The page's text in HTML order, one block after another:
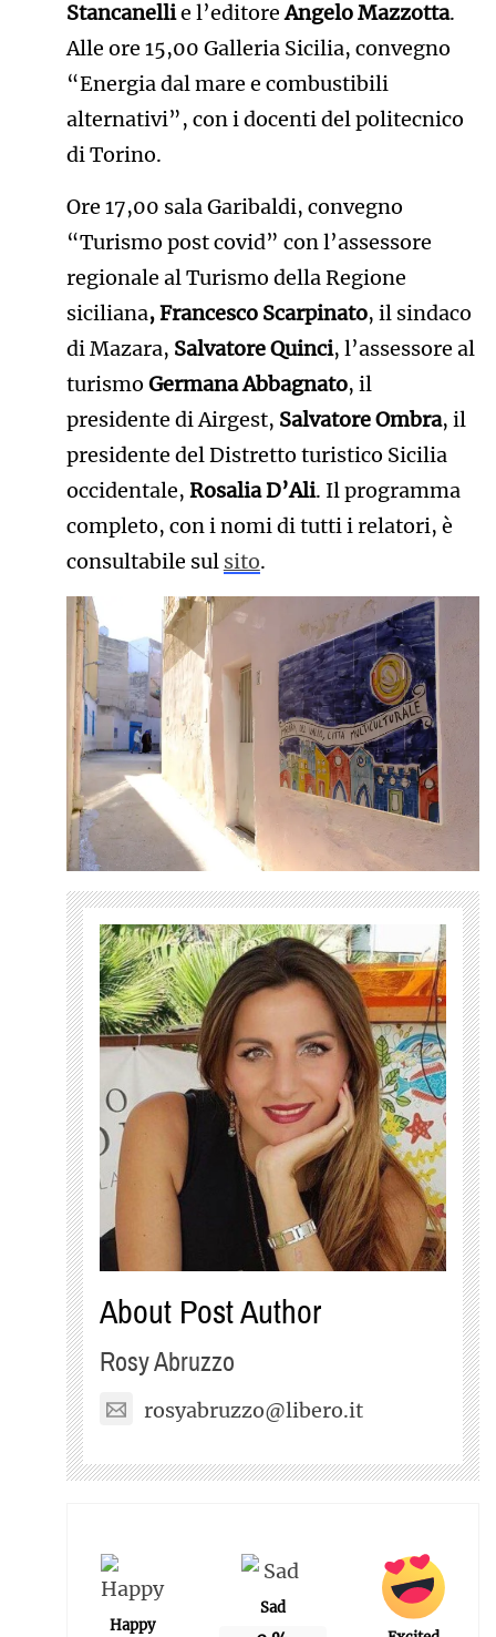
Stancanellie l’editoreAngelo Mazzotta.
Alle ore 15,00 Galleria Sicilia, convegno
“Energia dal mare e combustibili
alternativi”, con i docenti del politecnico
di Torino.
Ore 17,00 sala Garibaldi, convegno
“Turismo post covid” con l’assessore
regionale al Turismo della Regione
siciliana, Francesco Scarpinato, il sindaco
di Mazara, Salvatore Quinci, l’assessore al
turismo Germana Abbagnato, il
presidente di Airgest, Salvatore Ombra, il
presidente del Distretto turistico Sicilia
occidentale, Rosalia D’Ali. Il programma
completo, con i nomi di tutti i relatori, è
consultabile sul sito.
About Post Author
Rosy Abruzzo
rosyabruzzo@libero.it
Happy
Sad